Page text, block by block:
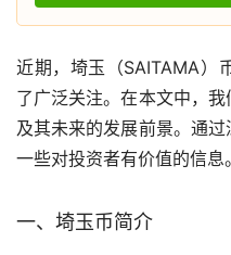
近期，埼玉（SAITAMA）
了广泛关注。在本文中，
及其未来的发展前景。通
一些对投资者有价值的信息。
一、埼玉币简介